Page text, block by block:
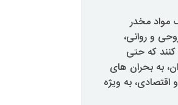
مواد مخدر
و روانی،
که حتی
به بحران های
به ویژه